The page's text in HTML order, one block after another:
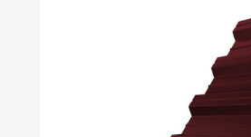
Фальцевая кровля